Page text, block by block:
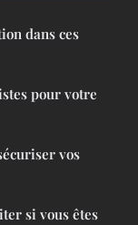
dans ces
pour votre
vos
si vous êtes